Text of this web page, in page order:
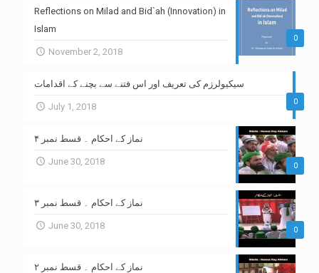
0
Reflections on Milad and Bid`ah (Innovation) in
Islam
November 2, 2018
0
سیکیولرزم کی تعریف اور اس فتنے سے بچنے کے اقدامات
July 1, 2018
0
نماز کے احکام ۔ قسط نمبر ۴
June 30, 2018
0
نماز کے احکام ۔ قسط نمبر ۳
June 30, 2018
نماز کے احکام ۔ قسط نمبر ۲